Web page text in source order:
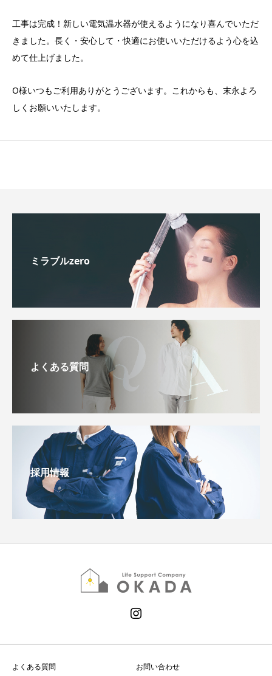
工事は完成！新しい電気温水器が使えるようになり喜んでいただ
きました。長く・安心して・快適にお使いいただけるよう心を込
めて仕上げました。
O様いつもご利用ありがとうございます。これからも、末永よろ
しくお願いいたします。
ミラブルzero
よくある質問
採用情報
よくある質問 お問い合わせ